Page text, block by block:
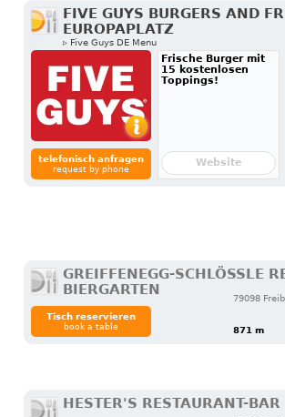
FIVE GUYS BURGERS AND
EUROPAPLATZ
▹ Five Guys DE Menu
telefonisch anfragen
request by phone
Frische Burger mit
15 kostenlosen
Toppings!
Website
GREIFFENEGG-SCHLÖSSLE
IERGARTEN
79098
871 m
Tisch reservieren
book a table
HESTER'S RESTAURANT-BAR